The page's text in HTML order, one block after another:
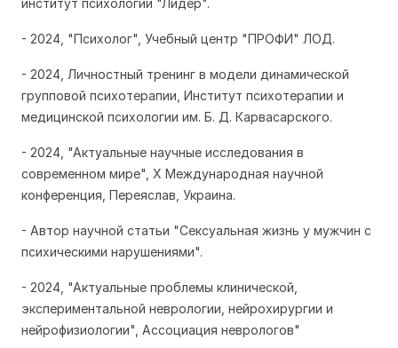
институт психологии "Лидер".
- 2024, "Психолог", Учебный центр "ПРОФИ" ЛОД.
- 2024, Личностный тренинг в модели динамической
групповой психотерапии, Институт психотерапии и
медицинской психологии им. Б. Д. Карвасарского.
- 2024, "Актуальные научные исследования в
современном мире", X Международная научной
конференция, Переяслав, Украина.
- Автор научной статьи "Сексуальная жизнь у мужчин с
психическими нарушениями".
- 2024, "Актуальные проблемы клинической,
экспериментальной неврологии, нейрохирургии и
нейрофизиологии", Ассоциация неврологов"